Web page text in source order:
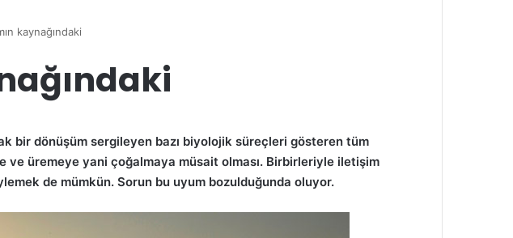
kaynağındaki
bir dönüşüm sergileyen bazı biyolojik süreçleri gösteren tüm
ve üremeye yani çoğalmaya müsait olması. Birbirleriyle iletişim
de mümkün. Sorun bu uyum bozulduğunda oluyor.